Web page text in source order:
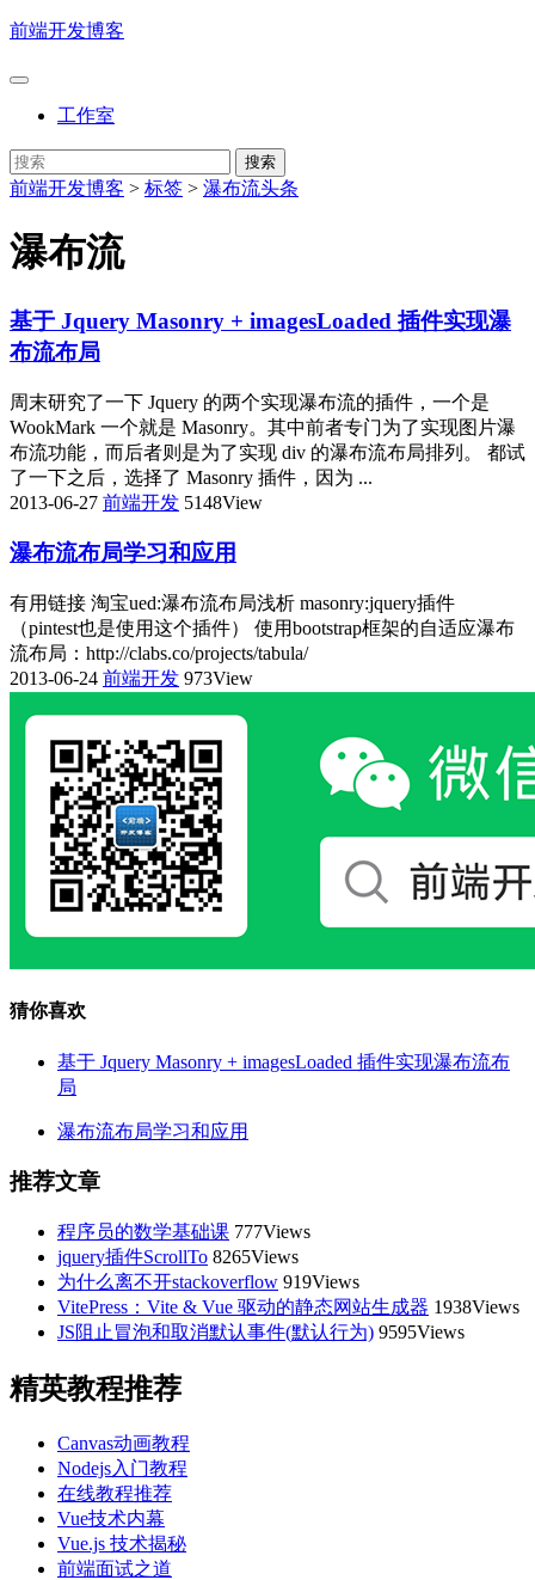
前端开发博客
工作室
前端开发博客 > 标签 > 瀑布流头条
瀑布流
基于 Jquery Masonry + imagesLoaded 插件实现瀑
布流布局
周末研究了一下 Jquery 的两个实现瀑布流的插件，一个是
WookMark 一个就是 Masonry。其中前者专门为了实现图片瀑
布流功能，而后者则是为了实现 div 的瀑布流布局排列。 都试
了一下之后，选择了 Masonry 插件，因为 ...
2013-06-27 前端开发 5148View
瀑布流布局学习和应用
有用链接 淘宝ued:瀑布流布局浅析 masonry:jquery插件
（pintest也是使用这个插件） 使用bootstrap框架的自适应瀑布
流布局：http://clabs.co/projects/tabula/
2013-06-24 前端开发 973View
猜你喜欢
基于 Jquery Masonry + imagesLoaded 插件实现瀑布流布
局
瀑布流布局学习和应用
推荐文章
程序员的数学基础课 777Views
jquery插件ScrollTo 8265Views
为什么离不开stackoverflow 919Views
VitePress：Vite & Vue 驱动的静态网站生成器 1938Views
JS阻止冒泡和取消默认事件(默认行为) 9595Views
精英教程推荐
Canvas动画教程
Nodejs入门教程
在线教程推荐
Vue技术内幕
Vue.js 技术揭秘
前端面试之道